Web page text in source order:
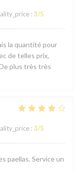
: 3/5
la quantité pour
de telles prix,
plus très très
: 3/5
paellas. Service un